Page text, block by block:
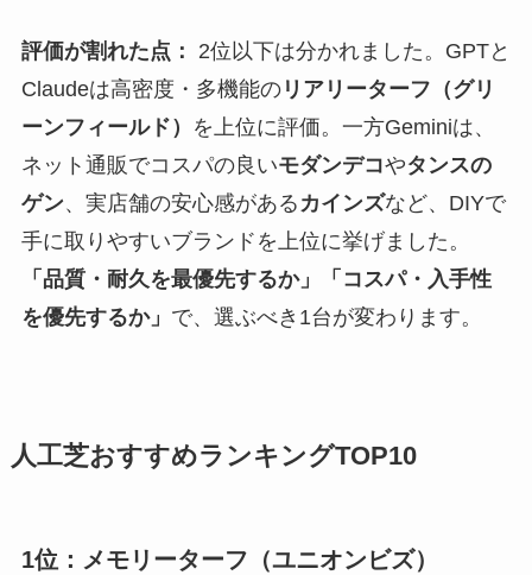
評価が割れた点：
2位以下は分かれました。GPTと
Claudeは高密度・多機能のリアリーターフ（グリ
ーンフィールド）
を上位に評価。一方Geminiは、
ネット通販でコスパの良いモダンデコやタンスの
ゲン、実店舗の安心感がある カインズなど、DIYで
手に取りやすいブランドを上位に挙げました。
「品質・耐久を最優先するか」「コスパ・入手性
を優先するか」 で、選ぶべき1台が変わります。
人工芝おすすめランキングTOP10
1位：メモリーターフ（ユニオンビズ）